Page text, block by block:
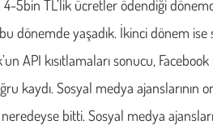
4-5bin TL’lik ücretler ödendiği
dönemde yaşadık. İkinci dönem ise
API kısıtlamaları sonucu,
kaydı. Sosyal medya ajanslarının
bitti. Sosyal medya